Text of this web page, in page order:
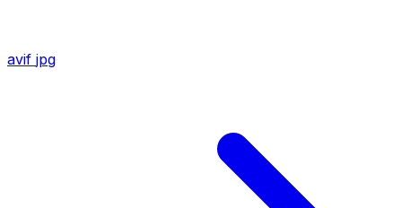
avif jpg